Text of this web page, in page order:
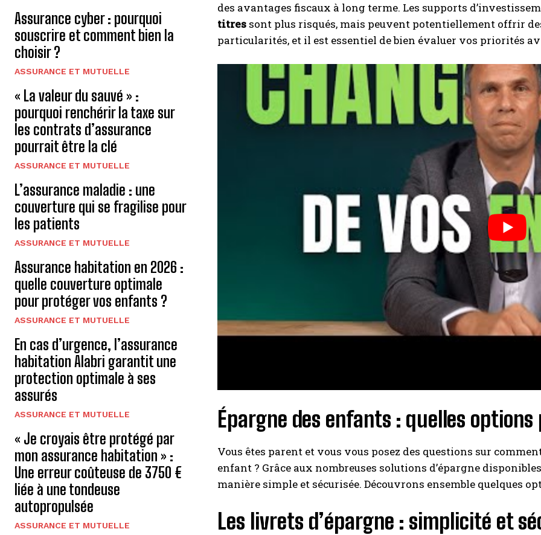
I WANT IN
Privacy Policy
Paracétamol, antibiotiques : Comment 517
d'euros de médicaments finissent chaque année à la
poubelle
Assurance cyber : pourquoi
souscrire et comment bien la
choisir ?
ASSURANCE ET MUTUELLE
« La valeur du sauvé » :
pourquoi renchérir la taxe sur
les contrats d’assurance
pourrait être la clé
ASSURANCE ET MUTUELLE
L’assurance maladie : une
couverture qui se fragilise pour
les patients
ASSURANCE ET MUTUELLE
Assurance habitation en 2026 :
quelle couverture optimale
pour protéger vos enfants ?
ASSURANCE ET MUTUELLE
En cas d’urgence, l’assurance
habitation Alabri garantit une
protection optimale à ses
assurés
ASSURANCE ET MUTUELLE
« Je croyais être protégé par
mon assurance habitation » :
Une erreur coûteuse de 3750 €
liée à une tondeuse
autopropulsée
ASSURANCE ET MUTUELLE
des avantages fiscaux à long terme. Les supports
titres sont plus risqués, mais peuvent potentiellement offrir
particularités, et il est essentiel de bien évaluer vos priorités
Épargne des enfants : quelles
Vous êtes parent et vous vous posez des questions sur
enfant ? Grâce aux nombreuses solutions d’épargne
manière simple et sécurisée. Découvrons ensemble quelques
Les livrets d’épargne : simplicité et